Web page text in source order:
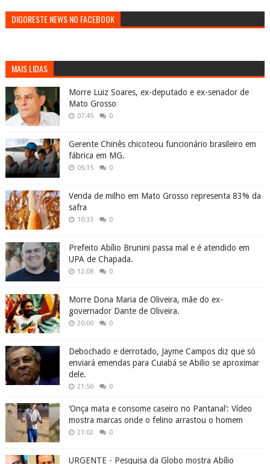
DIGORESTE NEWS NO FACEBOOK
MAIS LIDAS
Morre Luiz Soares, ex-deputado e ex-senador de
Mato Grosso
07:45 0
Gerente Chinês chicoteou funcionário brasileiro em
fábrica em MG.
05:15 0
Venda de milho em Mato Grosso representa 83% da
safra
10:33 0
Prefeito Abílio Brunini passa mal e é atendido em
UPA de Chapada.
12:08 0
Morre Dona Maria de Oliveira, mãe do ex-
governador Dante de Oliveira.
20:00 0
Debochado e derrotado, Jayme Campos diz que só
enviará emendas para Cuiabá se Abilio se aproximar
dele.
21:50 0
‘Onça mata e consome caseiro no Pantanal’: Vídeo
mostra marcas onde o felino arrastou o homem
21:02 0
URGENTE - Pesquisa da Globo mostra Abílio